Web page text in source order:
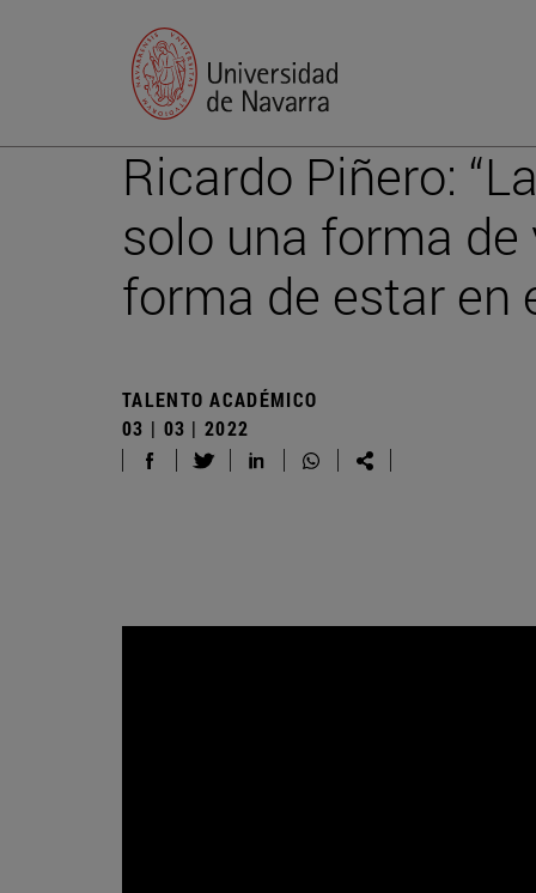
Ricardo Piñero:
solo una forma de
forma de estar en
TALENTO ACADÉMICO
03 | 03 | 2022